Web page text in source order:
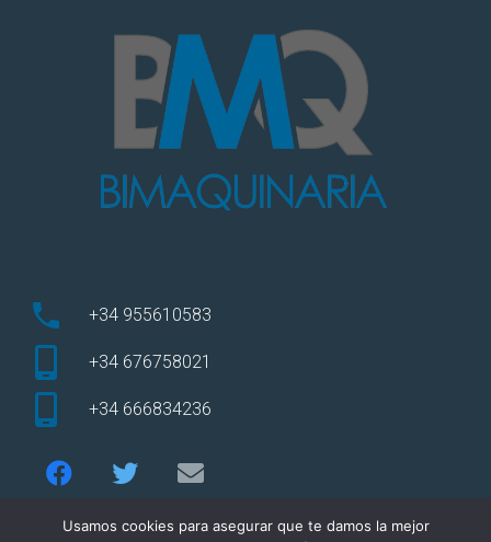
phone +34 955610583
+34 676758021
+34 666834236
Some text
Usamos cookies para asegurar que te damos la mejor